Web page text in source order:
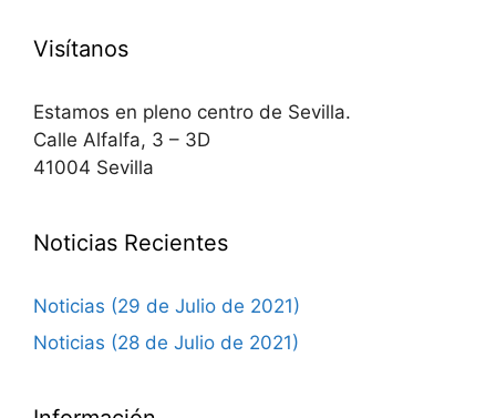
Visítanos
Estamos en pleno centro de Sevilla.
Calle Alfalfa, 3 – 3D
41004 Sevilla
Noticias Recientes
Noticias (29 de Julio de 2021)
Noticias (28 de Julio de 2021)